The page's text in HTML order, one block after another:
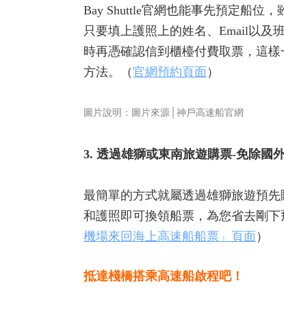
Bay Shuttle官網也能事先預定船位
只要填上護照上的姓名、Email以及
時再憑確認信到櫃檯付費取票，這
方法。（官網預約頁面 ）
圖片說明：圖片來源│神戶高速船官網
3. 透過雄獅或東南旅遊購票-免除國
最簡單的方式就屬透過雄獅旅遊預
和護照即可換領船票，為您省去剛
機場來回海上高速船船票」頁面 ）
抵達棧橋搭乘高速船啟程吧！